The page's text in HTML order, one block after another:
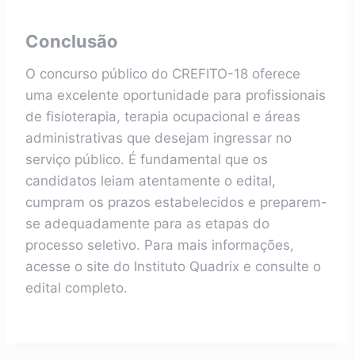
Conclusão
O concurso público do CREFITO-18 oferece
uma excelente oportunidade para profissionais
de fisioterapia, terapia ocupacional e áreas
administrativas que desejam ingressar no
serviço público. É fundamental que os
candidatos leiam atentamente o edital,
cumpram os prazos estabelecidos e preparem-
se adequadamente para as etapas do
processo seletivo. Para mais informações,
acesse o site do Instituto Quadrix e consulte o
edital completo.